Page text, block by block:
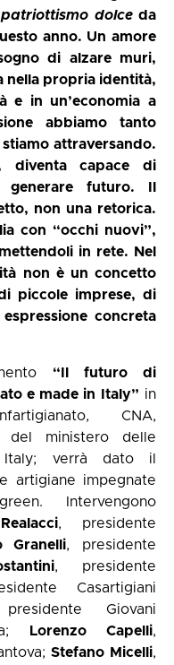
patriottismo dolceda
anno. Un amore
di alzare muri,
nella propria identità,
e in un’economia a
abbiamo tanto
attraversando.
diventa capace di
futuro. Il
non una retorica.
con “occhi nuovi”,
in rete. Nel
non è un concetto
piccole imprese, di
concreta
“Il futuro di
e made in Italy” in
CNA,
del ministero delle
verrà dato il
artigiane impegnate
Intervengono
, presidente
Granelli, presidente
, presidente
Casartigiani
Giovani
Lorenzo Capelli,
Stefano Micelli,